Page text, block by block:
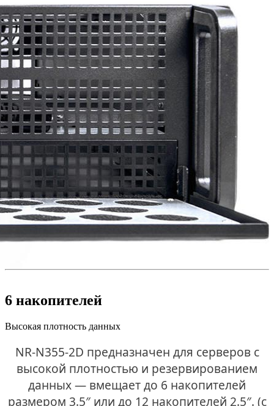
6 накопителей
Высокая плотность данных
NR-N355-2D предназначен для серверов с
высокой плотностью и резервированием
данных — вмещает до 6 накопителей
размером 3.5″ или до 12 накопителей 2.5″. (с